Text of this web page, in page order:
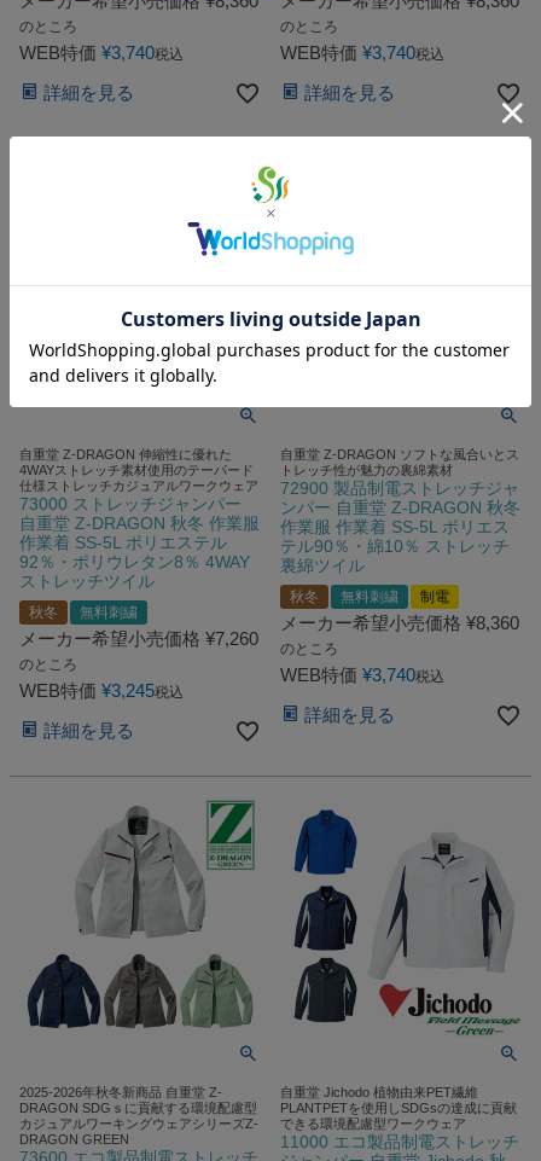
のところ
WEB特価 ¥3,740税込
詳細を見る
のところ
WEB特価 ¥3,740税込
詳細を見る
自重堂 Z-DRAGON 伸縮性に優れた
4WAYストレッチ素材使用のテーパード
仕様ストレッチカジュアルワークウェア
73000 ストレッチジャンパー
自重堂 Z-DRAGON 秋冬 作業服
作業着 SS-5L ポリエステル
92％・ポリウレタン8％ 4WAY
ストレッチツイル
秋冬 無料刺繍
メーカー希望小売価格 ¥7,260
のところ
WEB特価 ¥3,245税込
詳細を見る
自重堂 Z-DRAGON ソフトな風合いとス
トレッチ性が魅力の裏綿素材
72900 製品制電ストレッチジャ
ンパー 自重堂 Z-DRAGON 秋冬
作業服 作業着 SS-5L ポリエス
テル90％・綿10％ ストレッチ
裏綿ツイル
秋冬 無料刺繍 制電
メーカー希望小売価格 ¥8,360
のところ
WEB特価 ¥3,740税込
詳細を見る
2025-2026年秋冬新商品 自重堂 Z-
DRAGON SDGｓに貢献する環境配慮型
カジュアルワーキングウェアシリーズZ-
DRAGON GREEN
自重堂 Jichodo 植物由来PET繊維
PLANTPETを使用しSDGsの達成に貢献
できる環境配慮型ワークウェア
11000 エコ製品制電ストレッチ